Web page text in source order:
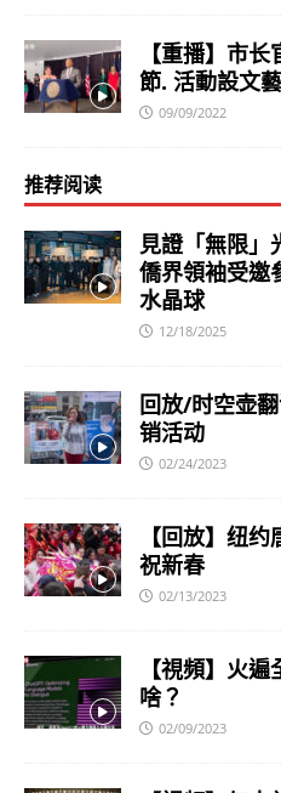
【重播】市
節. 活動設文
09/09/2022
推荐阅读
見證「無限」
僑界領袖受邀
水晶球
12/18/2025
回放/时空壶
销活动
02/24/2023
【回放】纽
祝新春
02/13/2023
【視頻】火
啥？
02/09/2023